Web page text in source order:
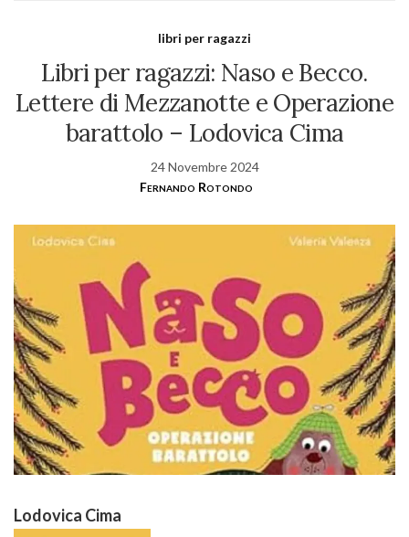
libri per ragazzi
Libri per ragazzi: Naso e Becco.
Lettere di Mezzanotte e Operazione
barattolo – Lodovica Cima
24 Novembre 2024
Fernando Rotondo
Lodovica Cima